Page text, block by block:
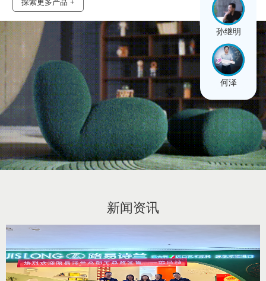
探索更多产品 +
新闻资讯
孙继明
何泽